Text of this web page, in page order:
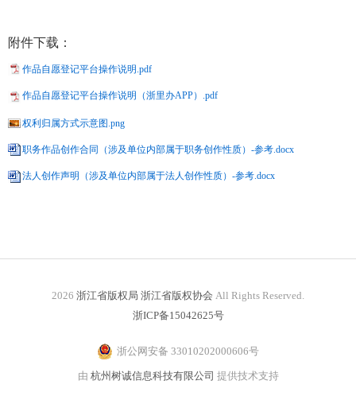
附件下载：
作品自愿登记平台操作说明.pdf
作品自愿登记平台操作说明（浙里办APP）.pdf
权利归属方式示意图.png
职务作品创作合同（涉及单位内部属于职务创作性质）-参考.docx
法人创作声明（涉及单位内部属于法人创作性质）-参考.docx
2026 浙江省版权局 浙江省版权协会 All Rights Reserved.
浙ICP备15042625号
浙公网安备 33010202000606号
由 杭州树诚信息科技有限公司 提供技术支持